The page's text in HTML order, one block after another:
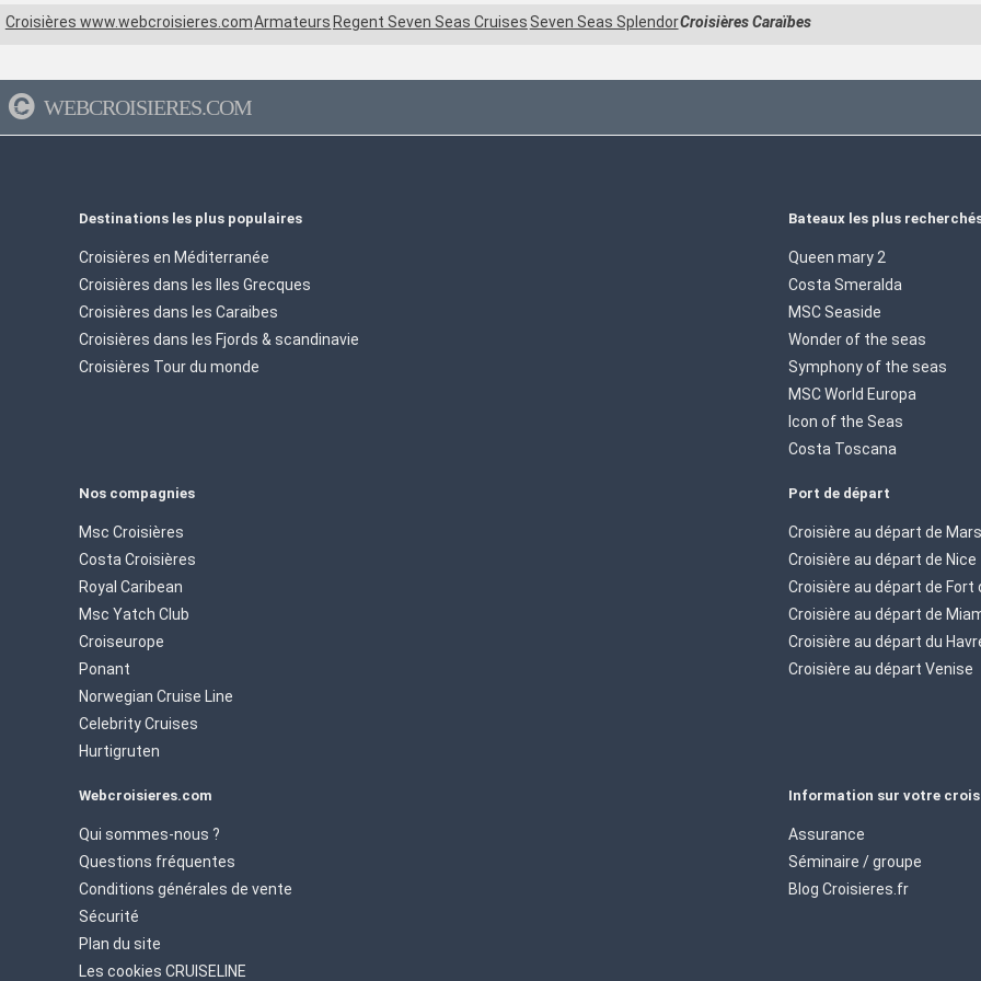
Croisières www.webcroisieres.comArmateurs Regent Seven Seas Cruises Seven Seas SplendorCroisières Caraïbes
WEBCROISIERES.COM
Destinations les plus populaires
Croisières en Méditerranée
Croisières dans les Iles Grecques
Croisières dans les Caraibes
Croisières dans les Fjords & scandinavie
Croisières Tour du monde
Bateaux les plus
Queen mary 2
Costa Smeralda
MSC Seaside
Wonder of the seas
Symphony of the seas
MSC World Europa
Icon of the Seas
Costa Toscana
Nos compagnies
Msc Croisières
Costa Croisières
Royal Caribean
Msc Yatch Club
Croiseurope
Ponant
Norwegian Cruise Line
Celebrity Cruises
Hurtigruten
Port de départ
Croisière au départ de
Croisière au départ de Nice
Croisière au départ de Fort
Croisière au départ de
Croisière au départ du
Croisière au départ Venise
Webcroisieres.com
Qui sommes-nous ?
Questions fréquentes
Conditions générales de vente
Sécurité
Plan du site
Les cookies CRUISELINE
Information sur votre
Assurance
Séminaire / groupe
Blog Croisieres.fr